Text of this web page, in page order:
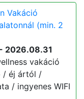
Vakáció
(min. 2
2026.08.31
vakáció
/ éj ártól /
/ ingyenes WIFI